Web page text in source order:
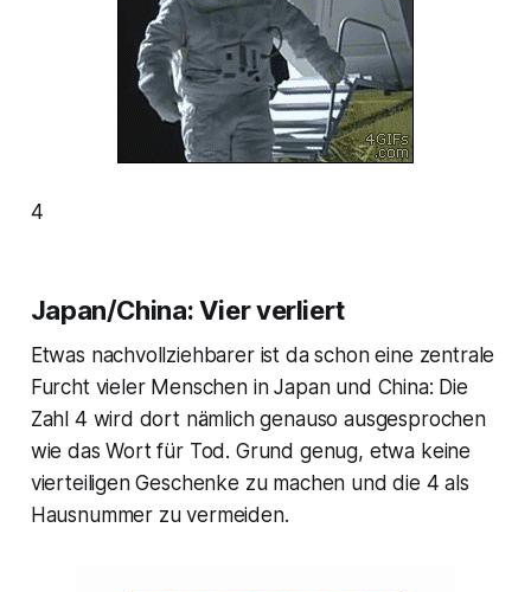
4
Japan/China: Vier verliert
Etwas nachvollziehbarer ist da schon eine zentrale
Furcht vieler Menschen in Japan und China: Die
Zahl 4 wird dort nämlich genauso ausgesprochen
wie das Wort für Tod . Grund genug, etwa keine
vierteiligen Geschenke zu machen und die 4 als
Hausnummer zu vermeiden.